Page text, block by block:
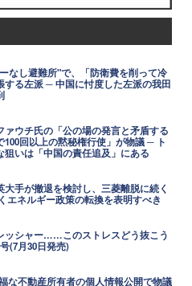
なし避難所"で、「防衛費を削って冷
する左派 ─ 中国に忖度した左派の我田
ァウチ氏の「公の場の発言と矛盾する
100回以上の黙秘権行使」が物議 ─ ト
狙いは「中国の責任追及」にある
大手が撤退を検討し、三菱離脱に続く
エネルギー政策の転換を表明すべき
ッシャー……このストレスどう抜こう
(7月30日発売)
な不動産所有者の個人情報公開で物議